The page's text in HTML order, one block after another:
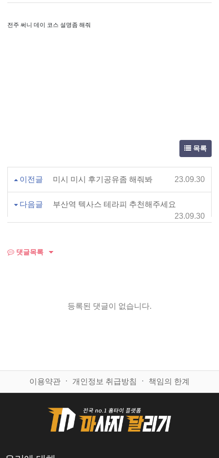
전주 써니 데이 코스 설명좀 해줘
목록
이전글 미시 미시 후기공유좀 해줘봐 23.09.30
다음글
부산역 텍사스 테라피 추천해주세요
23.09.30
댓글목록
등록된 댓글이 없습니다.
이용약관 ㆍ 개인정보 취급방침 ㆍ 책임의 한계